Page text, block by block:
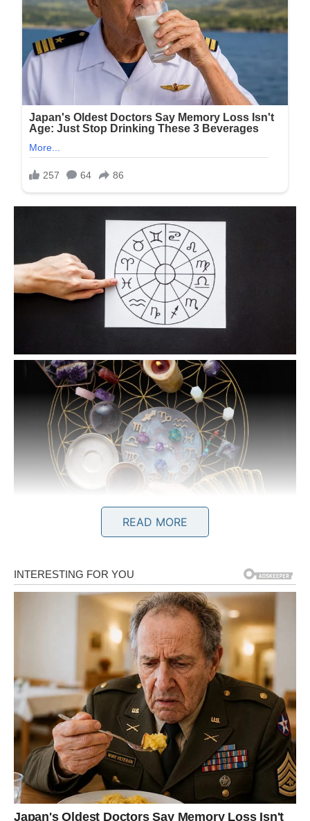
Ovnovima dolazi veoma važna poslovna prilika.
Zvijezde vam poručuju da ne odustajete jer upravo sada
dolazi trenutak koji mijenja budućnost.
Sudbina vam otvara vrata uspjeha
Pred vama su veoma važni trenuci.
BIK
Bikovima dolazi emotivni mir i osjećaj sigurnosti.
READ MORE